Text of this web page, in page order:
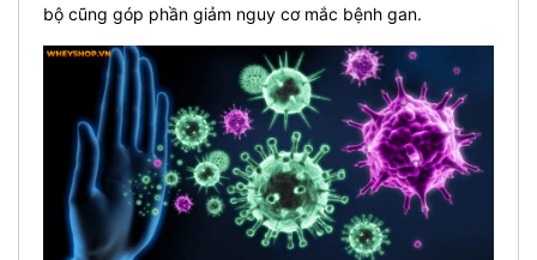
bộ cũng góp phần giảm nguy cơ mắc bệnh gan.